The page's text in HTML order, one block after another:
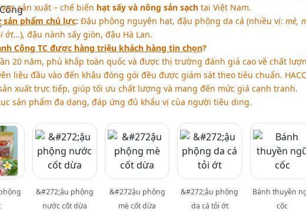
sản xuất – chế biến hạt sấy và nông sản sạchtại Việt Nam.
sản phẩm chủ lực: Đậu phộng nguyên hạt, đậu phộng da cá (nhiều vị: mè,
ớt…), đậu nành sấy giòn, đậu Hà Lan.
Công TC được hàng triệu khách hàng tin chọn?
20 năm, phủ khắp toàn quốc và được thị trường đánh giá cao về chất
liệu đầu vào đến khâu đóng gói đều được giám sát theo tiêu chuẩn.
xuất trực tiếp, giúp tối ưu chất lượng và mang đến mức giá cạnh tranh.
sản phẩm đa dạng, đáp ứng đủ khẩu vị của người tiêu ding.
&#272;ậu phộng
nước cốt dừa
&#272ậu phộng
mè cốt dừa
&#272;ậu phộng
da cá tỏi ớt
Bánh thuyền
cốc